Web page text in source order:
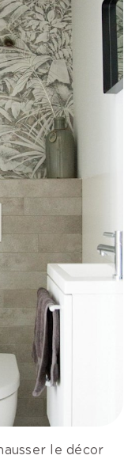
le décor